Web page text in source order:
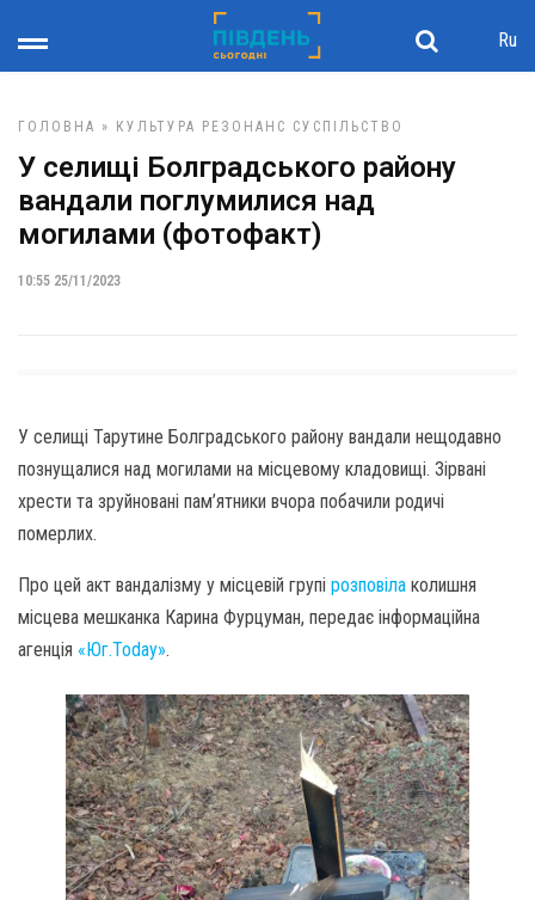
Ru
ГОЛОВНА » КУЛЬТУРА РЕЗОНАНС СУСПІЛЬСТВО
У селищі Болградського району
вандали поглумилися над
могилами (фотофакт)
10:55 25/11/2023
У селищі Тарутине Болградського району вандали нещодавно
познущалися над могилами на місцевому кладовищі. Зірвані
хрести та зруйновані пам’ятники вчора побачили родичі
померлих.
Про цей акт вандалізму у місцевій групі розповіла колишня
місцева мешканка Карина Фурцуман, передає інформаційна
агенція «Юг.Today».